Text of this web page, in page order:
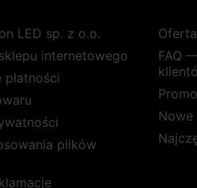
LED sp. z o.o.
internetowego
płatności
plików
FAQ